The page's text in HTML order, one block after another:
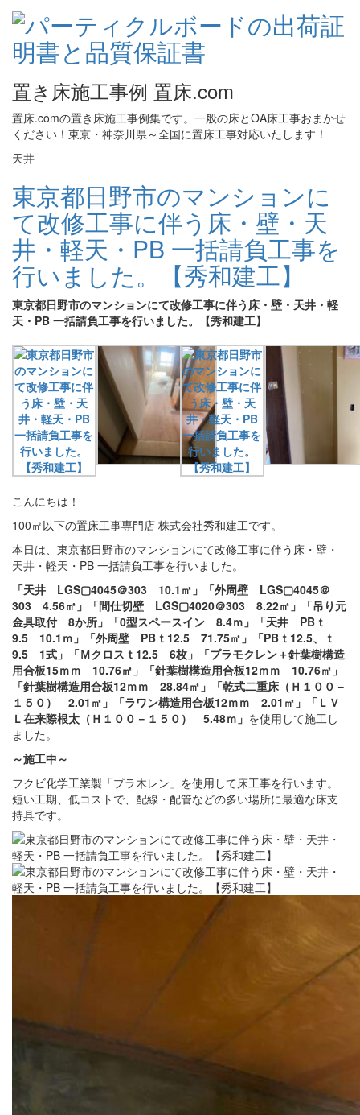
置き床施工事例 置床.com
置床.comの置き床施工事例集です。一般の床とOA床工事おまかせ
ください！東京・神奈川県～全国に置床工事対応いたします！
天井
東京都日野市のマンションに
て改修工事に伴う床・壁・天
井・軽天・PB 一括請負工事を
行いました。【秀和建工】
東京都日野市のマンションにて改修工事に伴う床・壁・天井・軽
天・PB 一括請負工事を行いました。【秀和建工】
こんにちは！
100㎡以下の置床工事専門店 株式会社秀和建工です。
本日は、東京都日野市のマンションにて改修工事に伴う床・壁・
天井・軽天・PB 一括請負工事を行いました。
「天井 LGS▢4045＠303 10.1㎡」「外周壁 LGS▢4045＠
303 4.56㎡」「間仕切壁 LGS▢4020＠303 8.22㎡」「吊り元
金具取付 8か所」「0型スペースイン 8.4ｍ」「天井 PBｔ
9.5 10.1ｍ」「外周壁 PBｔ12.5 71.75㎡」「PBｔ12.5、ｔ
9.5 1式」「Ｍクロスｔ12.5 6枚」「プラモクレン＋針葉樹構造
用合板15ｍｍ 10.76㎡」「針葉樹構造用合板12ｍｍ 10.76㎡」
「針葉樹構造用合板12ｍｍ 28.84㎡」「乾式二重床（Ｈ１００－
１５０） 2.01㎡」「ラワン構造用合板12ｍｍ 2.01㎡」「ＬＶ
Ｌ在来際根太（Ｈ１００－１５０） 5.48ｍ」 を使用して施工し
ました。
～施工中～
フクビ化学工業製「プラ木レン」を使用して床工事を行います。
短い工期、低コストで、配線・配管などの多い場所に最適な床支
持具です。